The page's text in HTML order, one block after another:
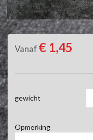
Vanaf € 1,45
gewicht
Opmerking